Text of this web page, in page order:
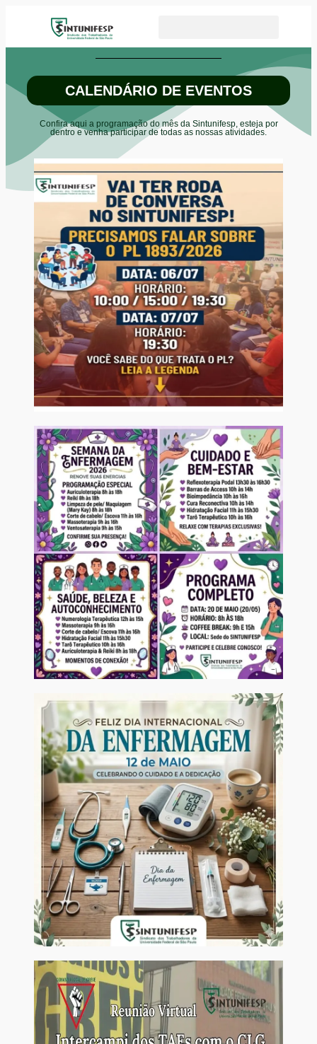
CALENDÁRIO DE EVENTOS
Confira aqui a programação do mês da Sintunifesp, esteja por
dentro e venha participar de todas as nossas atividades.